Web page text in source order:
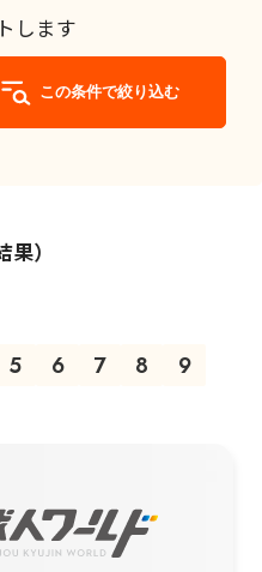
します
この条件で絞り込む
）
5 6 7 8 9